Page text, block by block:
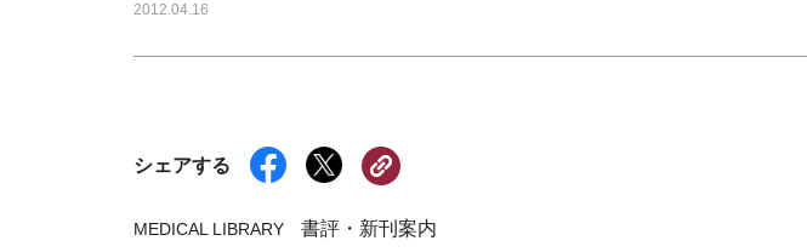
2012.04.16
シェアする
MEDICAL LIBRARY 書評・新刊案内